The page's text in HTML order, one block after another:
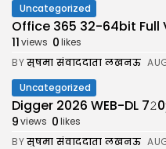
Uncategorized
Office 365 32-64bit Full
11views 0likes
BYसुषमा संवाददाता लखनऊ
Uncategorized
Digger 2026 WEB-DL
9views 0likes
BYसुषमा संवाददाता लखनऊ